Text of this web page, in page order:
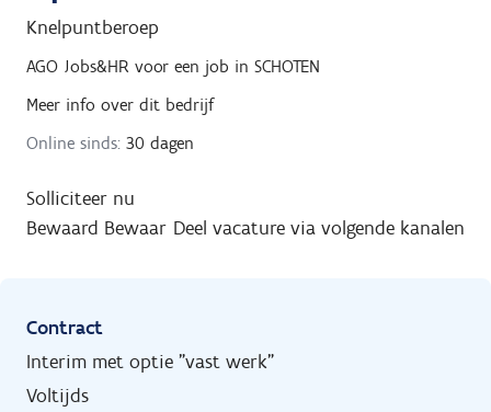
Knelpuntberoep
AGO Jobs&HR voor een job in SCHOTEN
Meer info over dit bedrijf
Online sinds: 30 dagen
Solliciteer nu
Bewaard Bewaar Deel vacature via volgende kanalen
Contract
Interim met optie "vast werk"
Voltijds